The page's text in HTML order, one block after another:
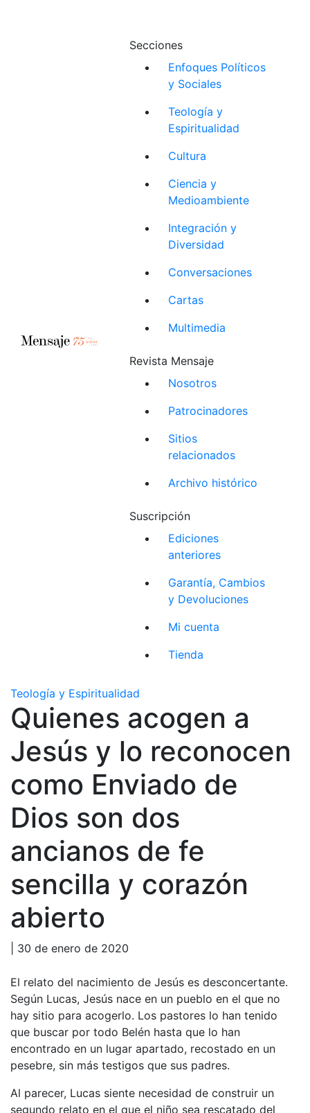
Secciones
Enfoques Políticos
y Sociales
Teología y
Espiritualidad
Cultura
Ciencia y
Medioambiente
Integración y
Diversidad
Conversaciones
Cartas
Multimedia
Revista Mensaje
Nosotros
Patrocinadores
Sitios
relacionados
Archivo histórico
Suscripción
Ediciones
anteriores
Garantía, Cambios
y Devoluciones
Mi cuenta
Tienda
Teología y Espiritualidad
Quienes acogen a
Jesús y lo reconocen
como Enviado de
Dios son dos
ancianos de fe
sencilla y corazón
abierto
| 30 de enero de 2020
El relato del nacimiento de Jesús es desconcertante.
Según Lucas, Jesús nace en un pueblo en el que no
hay sitio para acogerlo. Los pastores lo han tenido
que buscar por todo Belén hasta que lo han
encontrado en un lugar apartado, recostado en un
pesebre, sin más testigos que sus padres.
Al parecer, Lucas siente necesidad de construir un
segundo relato en el que el niño sea rescatado del